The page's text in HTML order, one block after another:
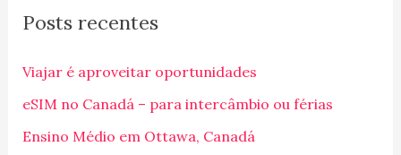
u
s
a
r
Posts recentes
Viajar é aproveitar oportunidades
eSIM no Canadá – para intercâmbio ou férias
Ensino Médio em Ottawa, Canadá